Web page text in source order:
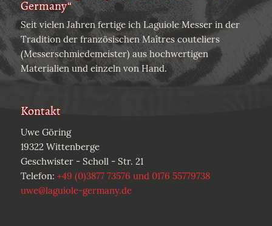
Germany“
Seit vielen Jahren fertige ich Laguiole Messer in der
Tradition der französischen Maîtres couteliers
(Messerschmiedemeister) aus hochwertigen
Materialien und einzeln von Hand.
Kontakt
Uwe Göring
19322 Wittenberge
Geschwister - Scholl - Str. 21
Telefon: +49 (0)3877 73576 und 0176 55779738
uwe@laguiole-germany.de